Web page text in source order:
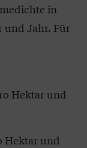
in
und Jahr. Für
Hektar und
Hektar und